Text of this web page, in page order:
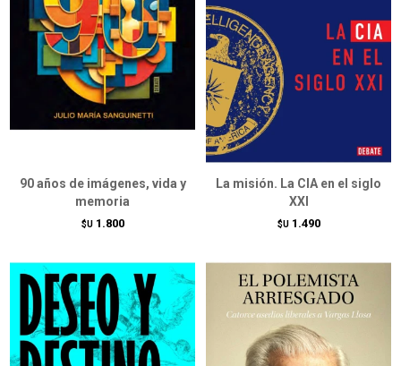
90 años de imágenes, vida y
memoria
$U 1.800
La misión. La CIA en el siglo
XXI
$U 1.490